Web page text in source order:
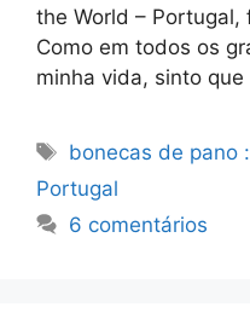
the World –
Como em todos os
minha vida, sinto
Etiquetas
bonecas de pano
Portugal
6 comentários